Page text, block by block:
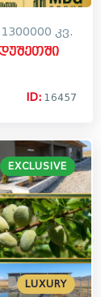
1300000 კვ.
ID: 16457
LUXURY
EXCLUSIVE